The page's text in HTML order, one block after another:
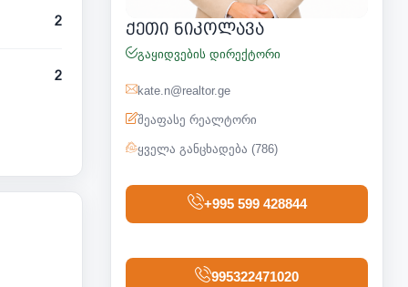
2
2
ქეთი ნიკოლავა
გაყიდვების დირექტორი
kate.n@realtor.ge
შეაფასე რეალტორი
ყველა განცხადება (786)
+995 599 428844
995322471020